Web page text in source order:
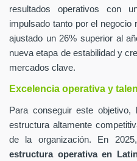
resultados operativos con
impulsado tanto por el
ajustado un 26% superior al
nueva etapa de estabilidad y
mercados clave.
Excelencia operativa y
Para conseguir este
estructura altamente
de la organización. En
estructura operativa en